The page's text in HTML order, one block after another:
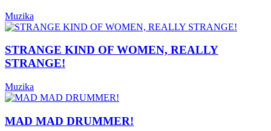
Muzika
STRANGE KIND OF WOMEN, REALLY
STRANGE!
Muzika
MAD MAD DRUMMER!